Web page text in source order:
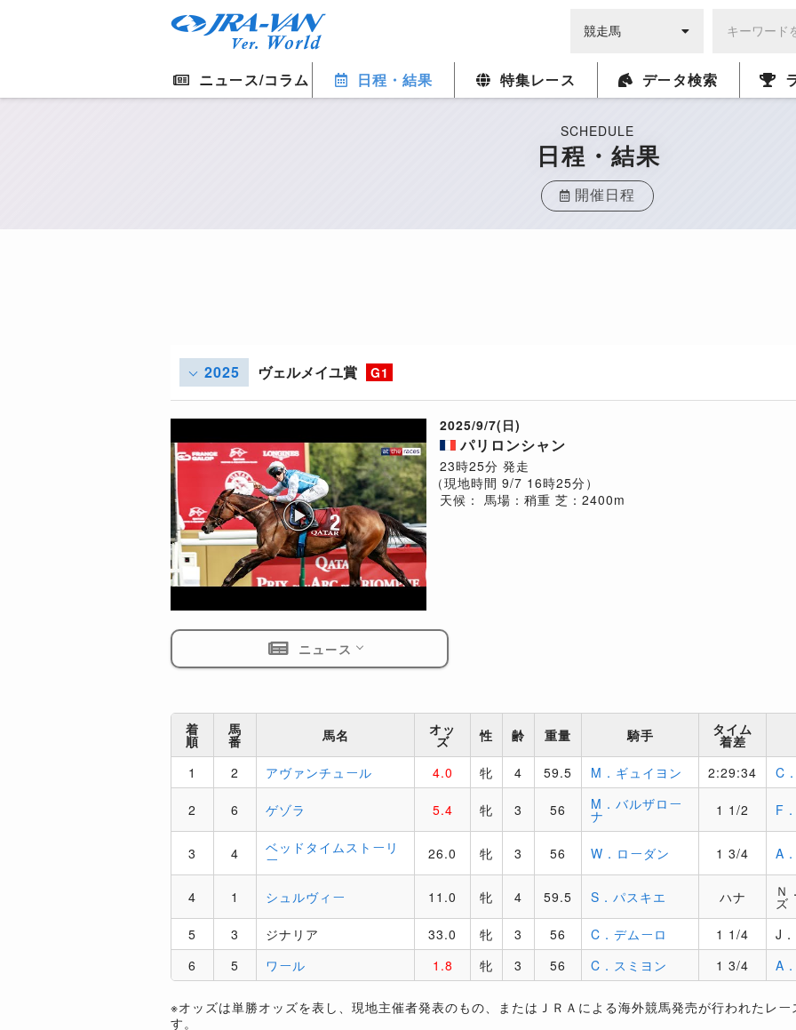
ニュース/コラム 日程・結果 特集レース データ検索
SCHEDULE
日程・結果
開催日程
2025 ヴェルメイユ賞 G1
2025/9/7(日)
パリロンシャン
23時25分 発走
（現地時間 9/7 16時25分）
天候： 馬場：稍重 芝：2400m
ニュース
着
順
馬
番 馬名 オッ
ズ 性 齢 重量 騎手 タイム
着差
1
2 アヴァンチュール 4.0 牝 4 59.5 M．ギュイヨン 2:29:34 C
2 6 ゲゾラ 5.4 牝 3 56 M．バルザロー
ナ 1 1/2 F
3 4 ベッドタイムストーリ
ー 26.0 牝 3 56 W．ローダン 1 3/4 A
4 1 シュルヴィー 11.0 牝 4 59.5 S．パスキエ ハナ Ｎ
ズ
5
3 ジナリア 33.0 牝 3 56 C．デムーロ 1 1/4
J
6
5 ワール 1.8 牝 3 56 C．スミヨン 1 3/4 A
※オッズは単勝オッズを表し、現地主催者発表のもの、またはＪＲＡによる海外競馬発売が行われたレ
す。